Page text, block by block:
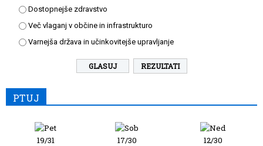
Dostopnejše zdravstvo
Več vlaganj v občine in infrastrukturo
Varnejša država in učinkovitejše upravljanje
REZULTATI
PTUJ
19/31
17/30
12/30